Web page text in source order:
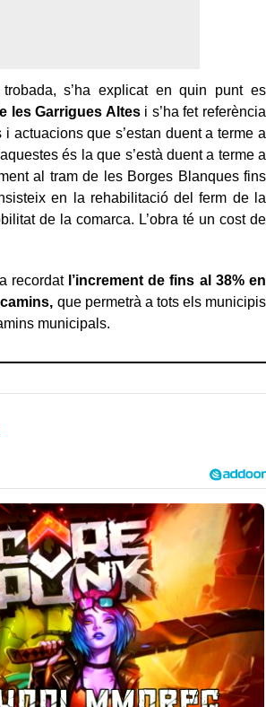
s’ha explicat en quin punt es
les Garrigues Altesi s’ha fet referència
actuacions que s’estan duent a terme a
és la que s’està duent a terme a
al tram de les Borges Blanques fins
en la rehabilitació del ferm de la
de la comarca. L’obra té un cost de
recordat l’increment de fins al 38% en
que permetrà a tots els municipis
municipals.